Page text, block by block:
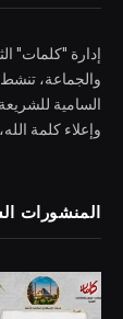
إدارة "كلمات"
والجماعة،
السامية
وإعلاء كلمة
المنشورات